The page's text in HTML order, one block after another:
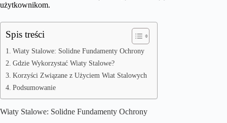
użytkownikom.
Spis treści
Wiaty Stalowe: Solidne Fundamenty Ochrony
Gdzie Wykorzystać Wiaty Stalowe?
Korzyści Związane z Użyciem Wiat Stalowych
Podsumowanie
Wiaty Stalowe: Solidne Fundamenty Ochrony